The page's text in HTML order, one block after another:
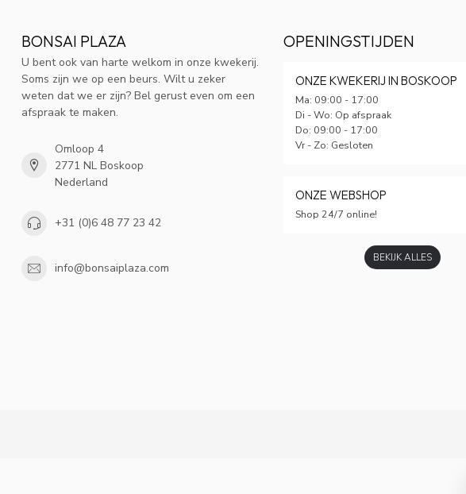
BONSAI PLAZA
U bent ook van harte welkom in onze kwekerij.
Soms zijn we op een beurs. Wilt u zeker
weten dat we er zijn? Bel gerust even om een
afspraak te maken.
Omloop 4
2771 NL Boskoop
Nederland
+31 (0)6 48 77 23 42
info@bonsaiplaza.com
OPENINGSTIJDEN
ONZE KWEKERIJ IN BOSKOOP
Ma: 09:00 - 17:00
Di - Wo: Op afspraak
Do: 09:00 - 17:00
Vr - Zo: Gesloten
ONZE WEBSHOP
Shop 24/7 online!
BEKIJK ALLES